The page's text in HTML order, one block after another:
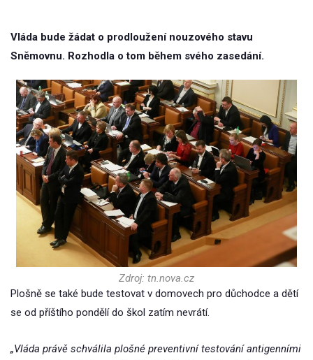
Vláda bude žádat o prodloužení nouzového stavu
Sněmovnu. Rozhodla o tom během svého zasedání.
Zdroj: tn.nova.cz
Plošně se také bude testovat v domovech pro důchodce a dětí
se od příštího pondělí do škol zatím nevrátí.
„Vláda právě schválila plošné preventivní testování antigenními